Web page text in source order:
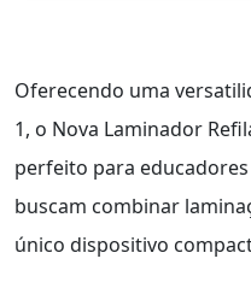
Oferecendo uma
1, o Nova Laminador
perfeito para
buscam combinar
único dispositivo